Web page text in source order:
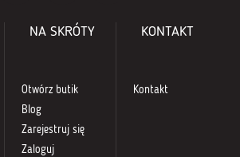
NA SKRÓTY
Otwórz butik
Blog
Zarejestruj się
Zaloguj
KONTAKT
Kontakt